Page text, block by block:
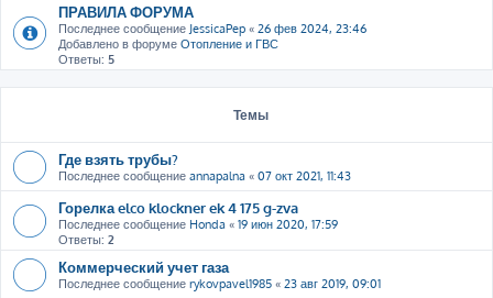
ПРАВИЛА ФОРУМА
Последнее сообщение JessicaPep « 26 фев 2024, 23:46
Добавлено в форуме Отопление и ГВС
Ответы: 5
Темы
Где взять трубы?
Последнее сообщение annapalna « 07 окт 2021, 11:43
Горелка elco klockner ek 4 175 g-zva
Последнее сообщение Honda « 19 июн 2020, 17:59
Ответы: 2
Коммерческий учет газа
Последнее сообщение rykovpavel1985 « 23 авг 2019, 09:01